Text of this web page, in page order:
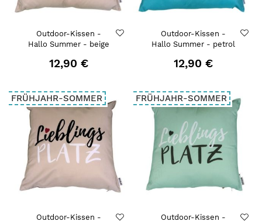
Outdoor-Kissen -
Hallo Summer - beige
12,90 €
Outdoor-Kissen -
Hallo Summer - petrol
12,90 €
FRÜHJAHR-SOMMER
Outdoor-Kissen -
FRÜHJAHR-SOMMER
Outdoor-Kissen -